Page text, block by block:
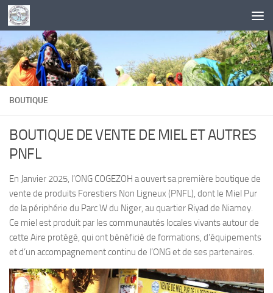
Skip to content
BOUTIQUE
BOUTIQUE DE VENTE DE MIEL ET AUTRES
PNFL
En Janvier 2025, l’ONG COGEZOH a ouvert sa première boutique de
vente de produits Forestiers Non Ligneux (PNFL), dont le Miel Pur
de la périphérie du Parc W du Niger, au quartier Riyad de Niamey.
Ce miel est produit par les communautés locales vivants autour de
cette Aire protégé, qui ont bénéficié de formations, d’équipements
et d’un accompagnement continu de l’ONG et de ses partenaires.